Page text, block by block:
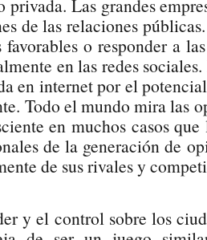
Las grandes
de las relaciones
favorables o responder a
en las redes
en internet por el
Todo el mundo mira las
en muchos casos
de la generación de
de sus rivales y
y el control sobre los